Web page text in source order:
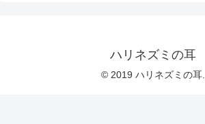
ハリネズミの耳
© 2019 ハリネズミの耳.